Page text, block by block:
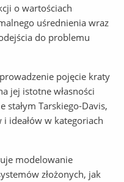
o wartościach
uśrednienia wraz
do problemu
pojęcie kraty
jej istotne własności
stałym Tarskiego-Davis,
ideałów w kategoriach
modelowanie
złożonych, jak